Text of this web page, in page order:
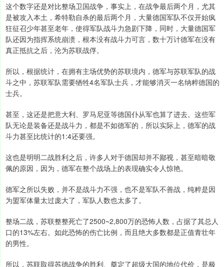
这个数字还是对比整场卫国战争，事实上，在战争最后两个月，尤其
是被攻入本土，希特勒自杀的最后两个月，大量德国军队不仅开始疯
狂征召少年甚至老年，使得军队战斗力急剧下降，同时，大量德国军
队还因为指挥系统崩溃，根本没有战斗力可言，数十万计德军在没有
真正抵抗之后，沦为苏联战俘。
所以，根据统计，在拥有主场优势的苏联境内，德军与苏联军队的战
斗之中，苏联军队需要牺牲4名军队士兵，才能够消灭一名纳粹德国的
士兵。
甚至，这还是把意大利、罗马尼亚等德国仆从军也算了进去。这些军
队无论是装备还是战斗力，都是不如德军的，所以实际上，德军的战
斗力甚至比统计的1:4还要强。
这也是明明二战胜利之后，许多人对于德国却并不鄙视，甚至暗暗敬
佩的原因，因为，德军在整个战场上的表现确实令人惊艳。
德军之所以失败，并不是战斗力不强，也不是军队不善战，纯粹是因
为盟军体量太过庞大了，军队人数也太多了。
整场二战，苏联整整死亡了2500~2,800万的恐怖人数，占据了其总人
口的13%左右。如此恐怖的伤亡比例，而且绝大多数都是正值青壮年
的男性。
所以，苏联取得苏德战争的胜利、奠定了超级大国的地位代价，是极